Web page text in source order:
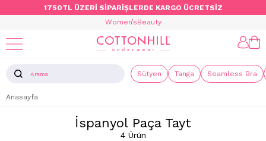
1750TL ÜZERİ SİPARİŞLERDE KARGO ÜCRETSİZ
Women’sBeauty
Sütyen Tanga Seamless Bra
Anasayfa
İspanyol Paça Tayt
4 Ürün